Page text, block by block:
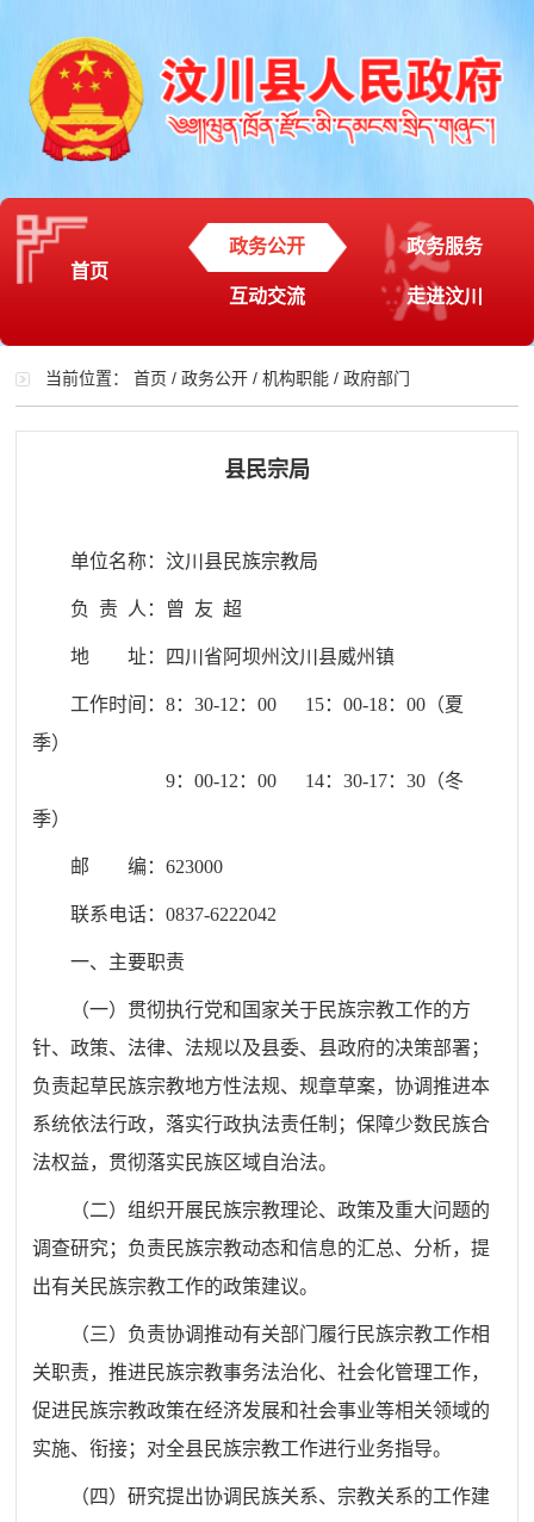
首页
政务公开 政务服务
互动交流 走进汶川
当前位置：首页 /政务公开 /机构职能 /政府部门
县民宗局
单位名称： 汶川县民族宗教局
负 责 人：曾 友 超
地 址： 四川省阿坝州汶川县威州镇
工作时间：8：30-12：00 15：00-18：00（夏
季）
9：00-12：00 14：30-17：30（冬
季）
邮 编：623000
联系电话：0837-6222042
一、主要职责
（一）贯彻执行党和国家关于民族宗教工作的方
针、政策、法律、法规以及县委、县政府的决策部署；
负责起草民族宗教地方性法规、规章草案，协调推进本
系统依法行政，落实行政执法责任制；保障少数民族合
法权益，贯彻落实民族区域自治法。
（二）组织开展民族宗教理论、政策及重大问题的
调查研究；负责民族宗教动态和信息的汇总、分析，提
出有关民族宗教工作的政策建议。
（三）负责协调推动有关部门履行民族宗教工作相
关职责，推进民族宗教事务法治化、社会化管理工作，
促进民族宗教政策在经济发展和社会事业等相关领域的
实施、衔接；对全县民族宗教工作进行业务指导。
（四）研究提出协调民族关系、宗教关系的工作建